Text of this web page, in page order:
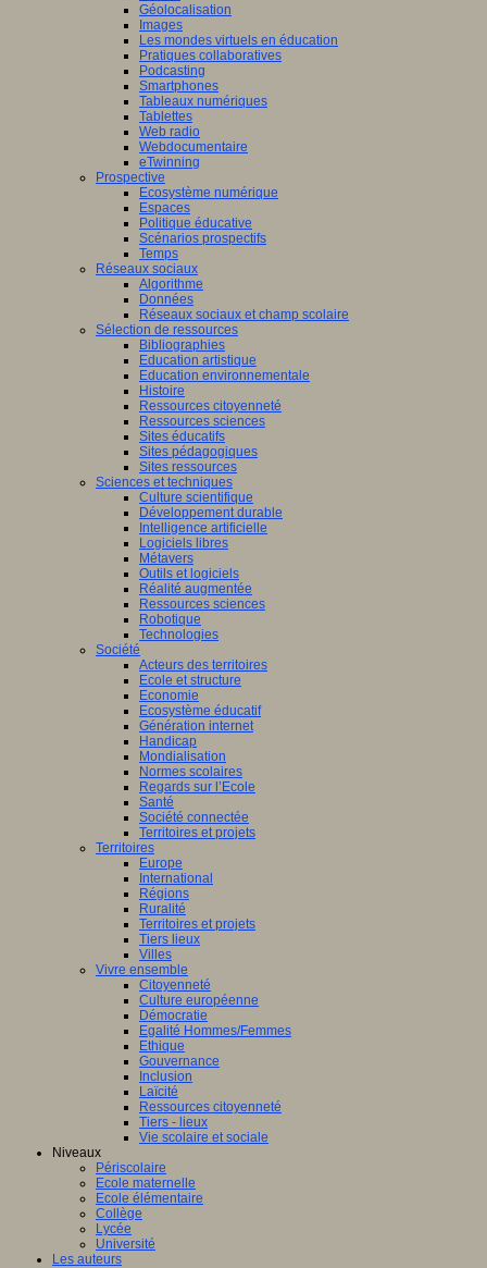
Géolocalisation
Images
Les mondes virtuels en éducation
Pratiques collaboratives
Podcasting
Smartphones
Tableaux numériques
Tablettes
Web radio
Webdocumentaire
eTwinning
Prospective
Ecosystème numérique
Espaces
Politique éducative
Scénarios prospectifs
Temps
Réseaux sociaux
Algorithme
Données
Réseaux sociaux et champ scolaire
Sélection de ressources
Bibliographies
Education artistique
Education environnementale
Histoire
Ressources citoyenneté
Ressources sciences
Sites éducatifs
Sites pédagogiques
Sites ressources
Sciences et techniques
Culture scientifique
Développement durable
Intelligence artificielle
Logiciels libres
Métavers
Outils et logiciels
Réalité augmentée
Ressources sciences
Robotique
Technologies
Société
Acteurs des territoires
Ecole et structure
Economie
Ecosystème éducatif
Génération internet
Handicap
Mondialisation
Normes scolaires
Regards sur l’Ecole
Santé
Société connectée
Territoires et projets
Territoires
Europe
International
Régions
Ruralité
Territoires et projets
Tiers lieux
Villes
Vivre ensemble
Citoyenneté
Culture européenne
Démocratie
Egalité Hommes/Femmes
Ethique
Gouvernance
Inclusion
Laïcité
Ressources citoyenneté
Tiers - lieux
Vie scolaire et sociale
Niveaux
Périscolaire
Ecole maternelle
Ecole élémentaire
Collège
Lycée
Université
Les auteurs